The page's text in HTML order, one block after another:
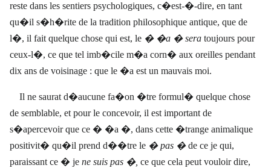
reste dans les sentiers psychologiques, c�est-�-dire, en tant
qu�il s�h�rite de la tradition philosophique antique, que de
l�, il fait quelque chose qui est, le � �a � sera toujours pour
ceux-l�, ce que tel imb�cile m�a corn� aux oreilles pendant
dix ans de voisinage : que le �a est un mauvais moi.
Il ne saurat d�aucune fa�on �tre formul� quelque chose
de semblable, et pour le concevoir, il est important de
s�apercevoir que ce � �a �, dans cette �trange animalique
positivit� qu�il prend d��tre le � pas �de ce je qui,
paraissant ce � je ne suis pas �, ce que cela peut vouloir dire,